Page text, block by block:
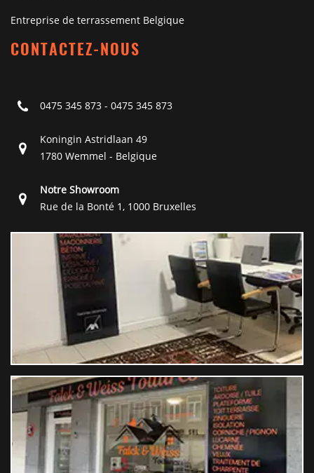
Entreprise de terrassement Belgique
CONTACTEZ-NOUS
0475 345 873 - 0475 345 873
Koningin Astridlaan 49
1780 Wemmel - Belgique
Notre Showroom
Rue de la Bonté 1, 1000 Bruxelles